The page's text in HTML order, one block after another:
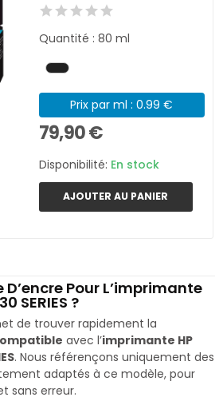
Quantité : 80 ml
Prix par ml : 0.99 €
79,90 €
Disponibilité: En stock
AJOUTER AU PANIER
Pour L’imprimante
SERIES ?
de trouver rapidement la
avec l’imprimante HP
. Nous référençons uniquement des
adaptés à ce modèle, pour
sans erreur.